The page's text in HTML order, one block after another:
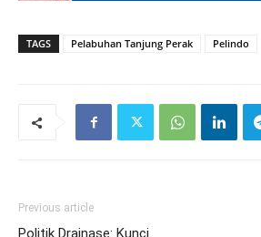
TAGS Pelabuhan Tanjung Perak Pelindo
Previous article
Politik Drainase: Kunci